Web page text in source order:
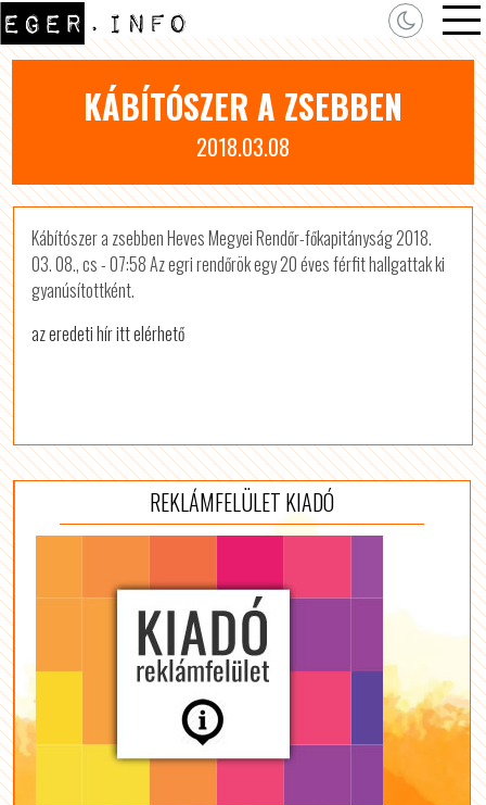
KÁBÍTÓSZER A ZSEBBEN
2018.03.08
Kábítószer a zsebben Heves Megyei Rendőr-főkapitányság 2018.
03. 08., cs - 07:58 Az egri rendőrök egy 20 éves férfit hallgattak ki
gyanúsítottként.
az eredeti hír itt elérhető
REKLÁMFELÜLET KIADÓ